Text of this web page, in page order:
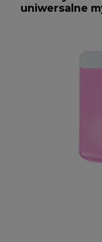
uniwersalne